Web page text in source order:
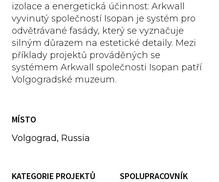
izolace a energetická účinnost: Arkwall
vyvinutý společností Isopan je systém pro
odvětrávané fasády, který se vyznačuje
silným důrazem na estetické detaily. Mezi
příklady projektů prováděných se
systémem Arkwall společnosti Isopan patří
Volgogradské muzeum.
KATEGORIE PROJEKTŮ SPOLUPRACOVNÍK
MÍSTO
Volgograd, Russia